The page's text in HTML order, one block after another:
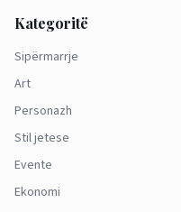
Kategoritë
Sipërmarrje
Art
Personazh
Stil jetese
Evente
Ekonomi